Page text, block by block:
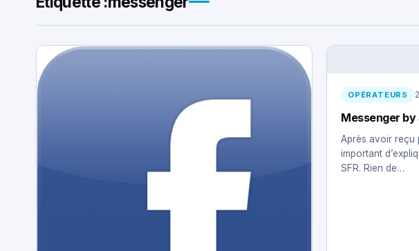
OPÉRATEURS
Messenger by
Après avoir reçu
important
SFR. Rien de…